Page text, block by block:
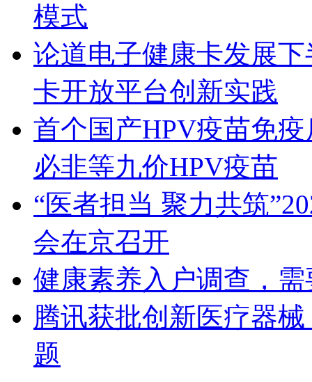
模式
论道电子健康卡发展
卡开放平台创新实践
首个国产HPV疫苗免
必非等九价HPV疫苗
“医者担当 聚力共筑
会在京召开
健康素养入户调查，
腾讯获批创新医疗器
题